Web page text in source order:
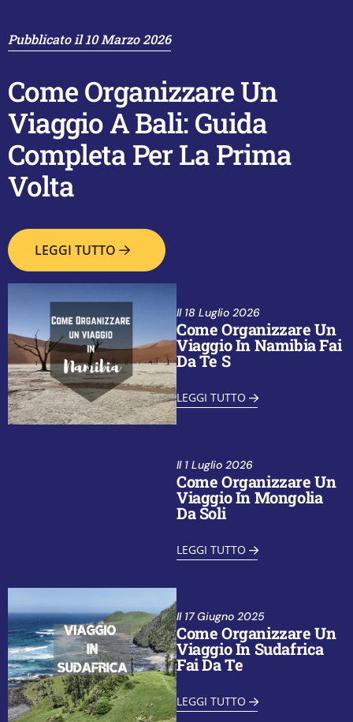
Pubblicato il10 Marzo 2026
Come Organizzare Un
Viaggio A Bali: Guida
Completa Per La Prima
Volta
LEGGI TUTTO
Il18 Luglio 2026
Come Organizzare Un
Viaggio In Namibia Fai
Da Te S
LEGGI TUTTO
Il1 Luglio 2026
Come Organizzare Un
Viaggio In Mongolia
Da Soli
LEGGI TUTTO
Il17 Giugno 2025
Come Organizzare Un
Viaggio In Sudafrica
Fai Da Te
LEGGI TUTTO